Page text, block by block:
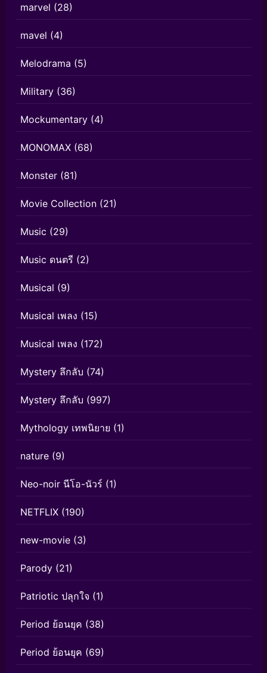
marvel (28)
mavel (4)
Melodrama (5)
Military (36)
Mockumentary (4)
MONOMAX (68)
Monster (81)
Movie Collection (21)
Music (29)
Music ดนตรี (2)
Musical (9)
Musical เพลง (15)
Musical เพลง (172)
Mystery ลึกลับ (74)
Mystery ลึกลับ (997)
Mythology เทพนิยาย (1)
nature (9)
Neo-noir นีโอ-นัวร์ (1)
NETFLIX (190)
new-movie (3)
Parody (21)
Patriotic ปลุกใจ (1)
Period ย้อนยุค (38)
Period ย้อนยุค (69)